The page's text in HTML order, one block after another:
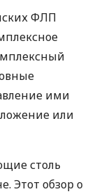
ФЛП
ими
или
столь
Этот обзор о